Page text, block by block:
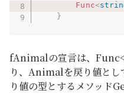
Func<
}
fAnimalの宣言は、
り、Animalを戻り値とし
り値の型とするメソッド